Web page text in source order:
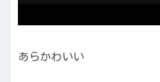
あらかわいい